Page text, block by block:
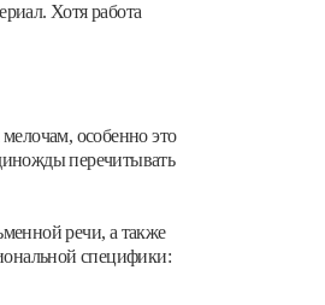
Хотя работа
особенно это
перечитывать
речи, а также
специфики: